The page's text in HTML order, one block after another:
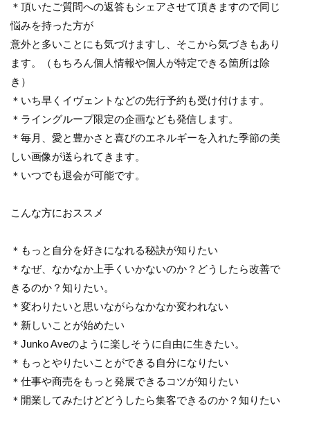
＊頂いたご質問への返答もシェアさせて頂きますので同じ
悩みを持った方が
意外と多いことにも気づけますし、そこから気づきもあり
ます。（もちろん個人情報や個人が特定できる箇所は除
き）
＊いち早くイヴェントなどの先行予約も受け付けます。
＊ライングループ限定の企画なども発信します。
＊毎月、愛と豊かさと喜びのエネルギーを入れた季節の美
しい画像が送られてきます。
＊いつでも退会が可能です。
こんな方におススメ
＊もっと自分を好きになれる秘訣が知りたい
＊なぜ、なかなか上手くいかないのか？どうしたら改善で
きるのか？知りたい。
＊変わりたいと思いながらなかなか変われない
＊新しいことが始めたい
＊Junko Aveのように楽しそうに自由に生きたい。
＊もっとやりたいことができる自分になりたい
＊仕事や商売をもっと発展できるコツが知りたい
＊開業してみたけどどうしたら集客できるのか？知りたい